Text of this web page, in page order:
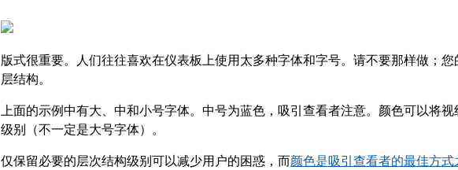
版式很重要。人们往往喜欢在仪表板上使用太多种字体和字号。请不要那样做；
层结构。
上面的示例中有大、中和小号字体。中号为蓝色，吸引查看者注意。颜色可以将
级别（不一定是大号字体）。
仅保留必要的层次结构级别可以减少用户的困惑，而颜色是吸引查看者的最佳方式